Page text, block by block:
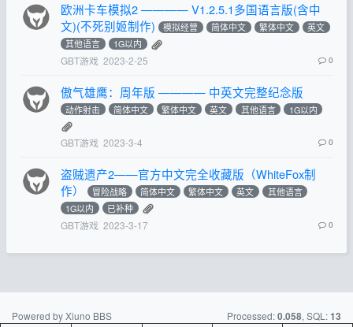
欧洲卡车模拟2 ———— V1.2.5.1多国语言版(含中
文)(不死别姬制作)
模拟经营 简体中文 繁体中文
英文
其他语言
1G以内
GBT游戏 2023-2-25 0
傲气雄鹰：周年版 ———— 中英文完整纪念版
动作射击 简体中文 繁体中文 英文 其他语言 1G以内
GBT游戏 2023-3-4 0
盗贼遗产2——官方中文完全收藏版（WhiteFox制
作）
冒险战略 简体中文 繁体中文 英文
其他语言
1G以内
已补种
GBT游戏 2023-3-17 0
Powered by Xiuno BBS Processed:0.058, SQL:13